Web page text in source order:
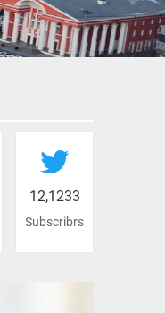
12,1233
Subscribrs